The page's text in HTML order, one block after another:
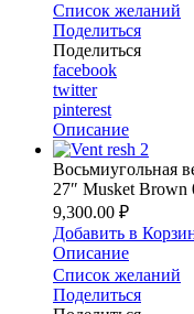
Список желаний
Поделиться
Поделиться
facebook
twitter
pinterest
Описание
Восьмиугольная
27″ Musket Brown
9,300.00 ₽
Добавить в
Описание
Список желаний
Поделиться